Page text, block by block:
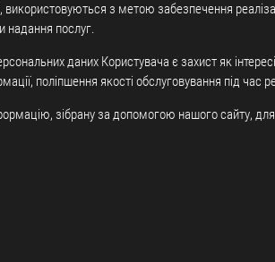
з метою забезпечення
надання послуг.
даних Користувача є захист як
поліпшення якості обслуговування під
зібрану за допомогою нашого сайту,